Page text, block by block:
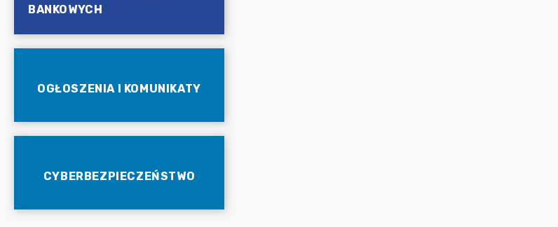
BANKOWYCH
OGŁOSZENIA I KOMUNIKATY
CYBERBEZPIECZEŃSTWO